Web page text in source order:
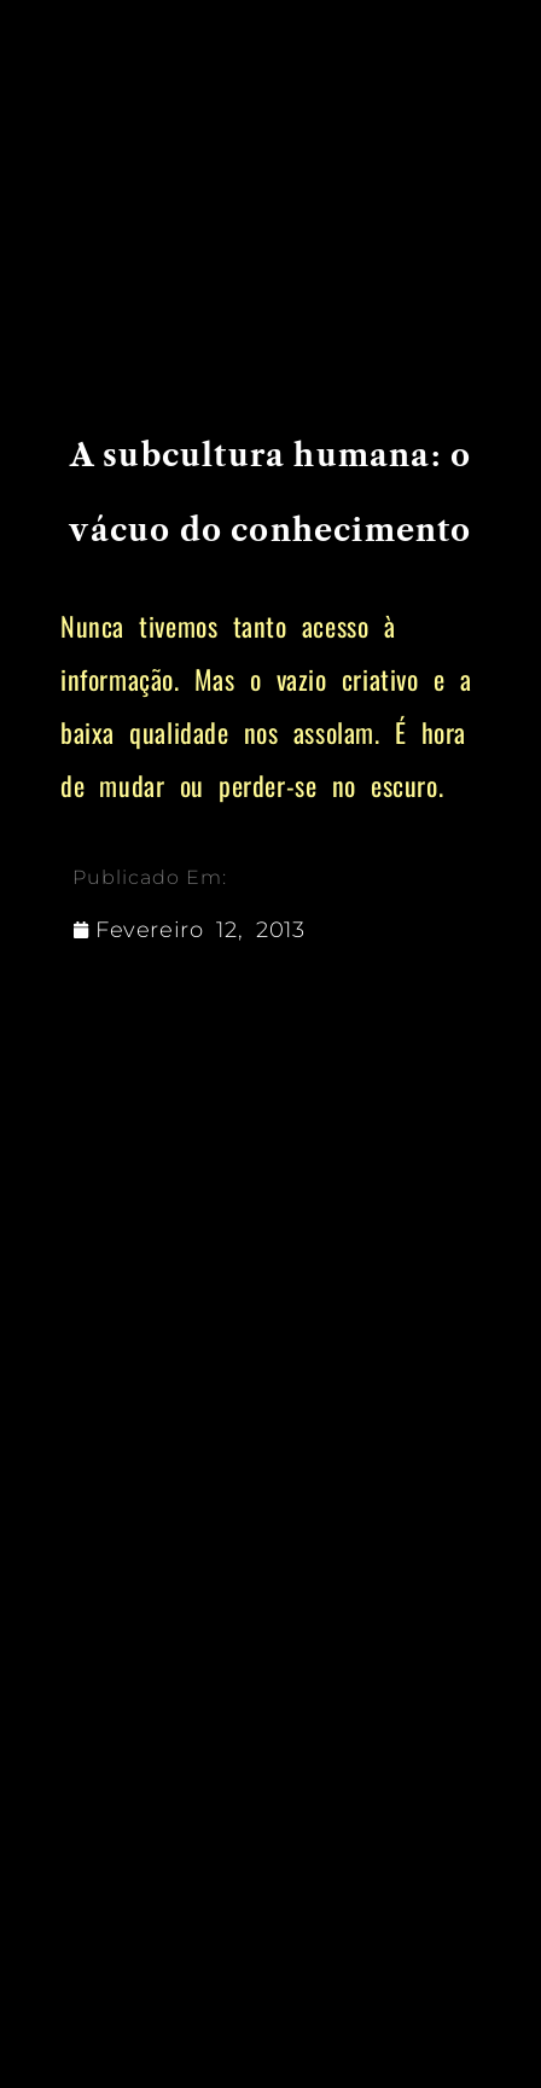
A subcultura humana: o
vácuo do conhecimento
Nunca tivemos tanto acesso à
informação. Mas o vazio criativo e a
baixa qualidade nos assolam. É hora
de mudar ou perder-se no escuro.
Publicado Em:
Fevereiro 12, 2013